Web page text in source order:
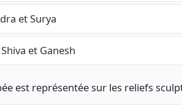
et Surya
et Ganesh
est représentée sur les reliefs